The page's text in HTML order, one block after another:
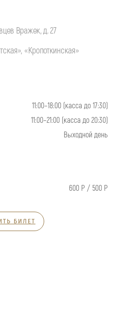
Вражек, д. 27
«Кропоткинская»
11:00–18:00 (касса до 17:30)
11:00–21:00 (касса до 20:30)
Выходной день
600 Р / 500 Р
БИЛЕТ